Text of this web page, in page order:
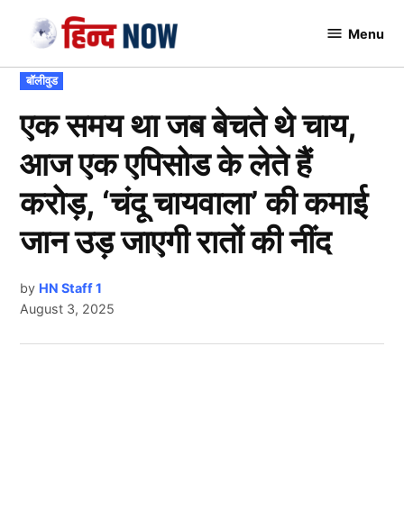
content
Menu
POSTED
IN
बॉलीवुड
एक समय था जब बेचते थे चाय,
आज एक एपिसोड के लेते हैं
करोड़, ‘चंदू चायवाला’ की कमाई
जान उड़ जाएगी रातों की नींद
by HN Staff 1
August 3, 2025